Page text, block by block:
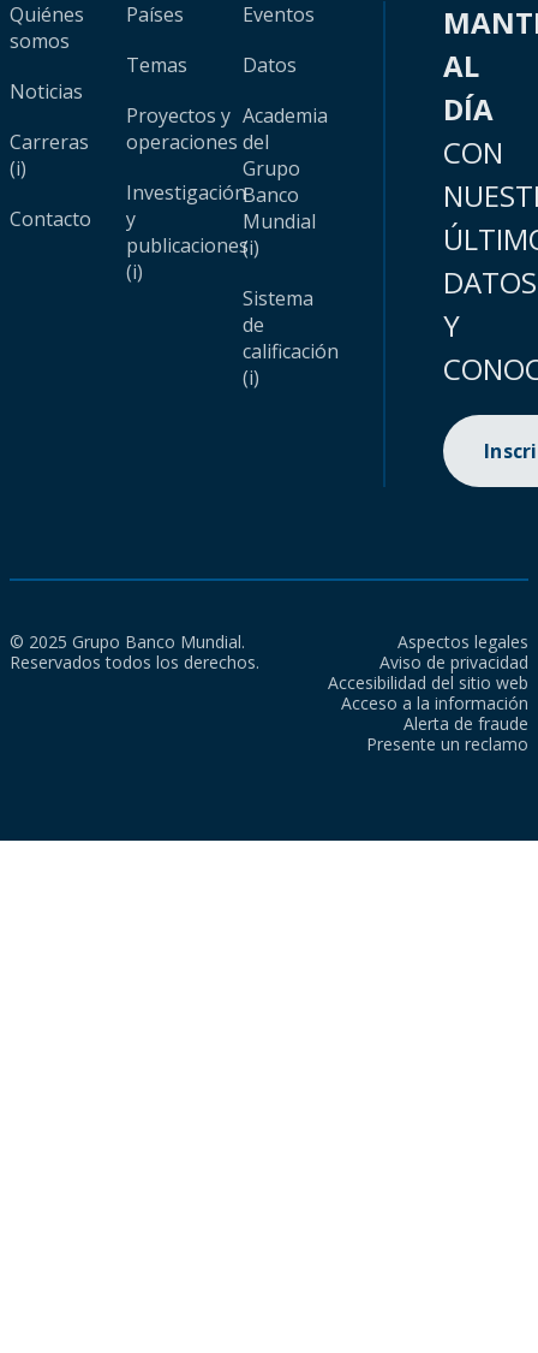
Quiénes
somos
Noticias
Carreras
(i)
Contacto
Países
Temas
Proyectos y
operaciones
Investigación
y
publicaciones
(i)
Eventos
Datos
Academia
del
Grupo
Banco
Mundial
(i)
Sistema
de
calificación
(i)
AL
DÍA
CON
DATOS
Y
© 2025 Grupo Banco Mundial.
Reservados todos los derechos.
Aspectos legales
Aviso de privacidad
Accesibilidad del sitio web
Acceso a la información
Alerta de fraude
Presente un reclamo